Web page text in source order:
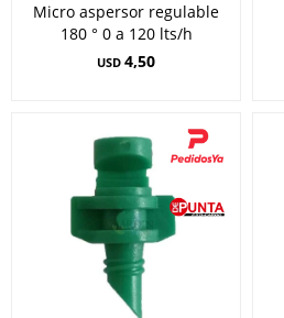
Micro aspersor regulable
180 ° 0 a 120 lts/h
USD 4,50